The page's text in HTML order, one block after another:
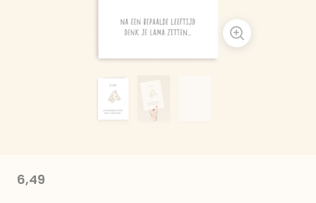
6,49